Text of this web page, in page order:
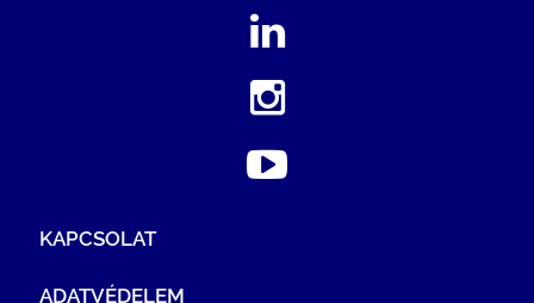
KAPCSOLAT
ADATVÉDELEM